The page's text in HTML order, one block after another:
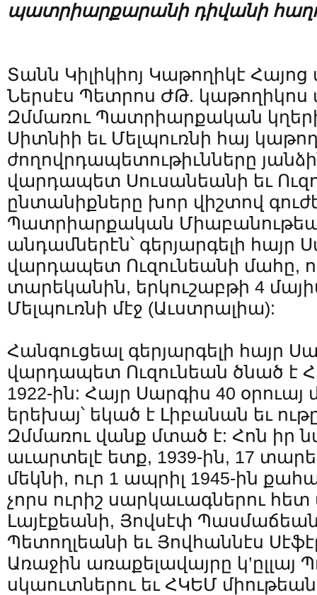
պատրիարքարանի դիվանի
Տանն Կիլիկիոյ Կաթողիկէ
Ներսէս Պետրոս ԺԹ.
Զմմառու Պատրիարքական
Սիտնիի եւ Մելպուռնի հայ
ժողովրդապետութիւնները
վարդապետ Սուսանեանի եւ
ընտանիքները խոր վիշտով
Պատրիարքական
անդամներէն՝ գերյարգելի հայր
վարդապետ Ուզունեանի մահը,
տարեկանին, երկուշաբթի 4
Մելպուռնի մէջ (Աւստրալիա):
Հանգուցեալ գերյարգելի հայր
վարդապետ Ուզունեան ծնած է
1922-ին: Հայր Սարգիս 40
երեխայ՝ եկած է Լիբանան եւ
Զմմառու վանք մտած է: Հոն իր
աւարտելէ ետք, 1939-ին, 17
մեկնի, ուր 1 ապրիլ 1945-ին
չորս ուրիշ սարկաւագներու հետ
Լայէքեանի, Յովսէփ
Պետողլեանի եւ Յովհաննէս
Առաջին առաքելավայրը կ’ըլլայ
սկաուտներու եւ ՀԿԵՄ